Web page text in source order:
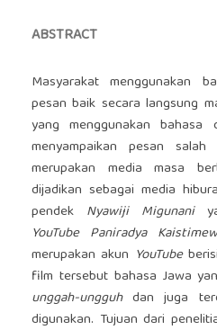
ABSTRACT
Masyarakat menggunakan
pesan baik secara langsung
yang menggunakan
menyampaikan pesan
merupakan media masa
dijadikan sebagai media
pendek Nyawiji Migunani
YouTube Paniradya
merupakan akun YouTube
film tersebut bahasa Jawa
unggah-ungguhdan juga
digunakan. Tujuan dari